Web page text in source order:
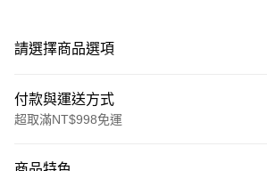
請選擇商品選項
付款與運送方式
超取滿NT$998免運